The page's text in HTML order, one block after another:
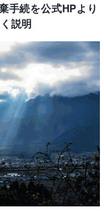
手続を公式HPより
説明